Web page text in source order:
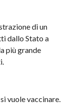
di un
dallo Stato a
più grande
vuole vaccinare.